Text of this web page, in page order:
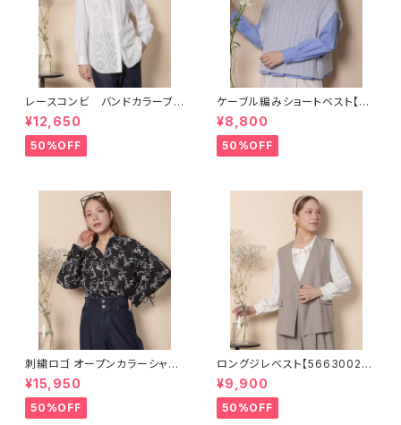
レースコンビ バンドカラーブラ
ウス【8264005】
¥12,650
50%OFF
ケーブル編みショートベスト【82
68001】
¥8,800
50%OFF
刺繍ロゴ オープンカラーシャツ
【8264006】
¥15,950
50%OFF
ロングジレベスト【5663002】S
ET可
¥9,900
50%OFF